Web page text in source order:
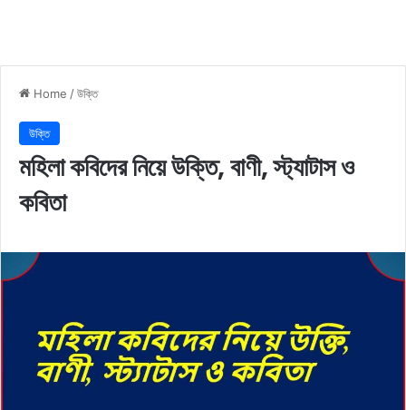
Home /উক্তি
উক্তি
মহিলা কবিদের নিয়ে উক্তি, বাণী, স্ট্যাটাস ও
কবিতা